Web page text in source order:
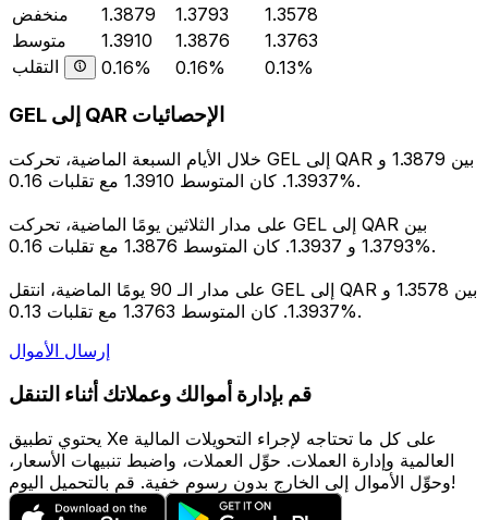
منخفض
1.3879 1.3793
1.3578
متوسط
1.3910 1.3876
1.3763
التقلب
0.16% 0.16% 0.13%
GEL إلى QAR الإحصائيات
خلال الأيام السبعة الماضية، تحركت GEL إلى QAR بين 1.3879 و
1.3937. كان المتوسط 1.3910 مع تقلبات 0.16%.
على مدار الثلاثين يومًا الماضية، تحركت GEL إلى QAR بين
1.3793 و 1.3937. كان المتوسط 1.3876 مع تقلبات 0.16%.
على مدار الـ 90 يومًا الماضية، انتقل GEL إلى QAR بين 1.3578 و
1.3937. كان المتوسط 1.3763 مع تقلبات 0.13%.
إرسال الأموال
قم بإدارة أموالك وعملاتك أثناء التنقل
يحتوي تطبيق Xe على كل ما تحتاجه لإجراء التحويلات المالية
العالمية وإدارة العملات. حوِّل العملات، واضبط تنبيهات الأسعار،
وحوِّل الأموال إلى الخارج بدون رسوم خفية. قم بالتحميل اليوم!